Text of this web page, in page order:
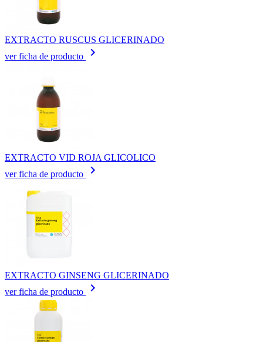
EXTRACTO RUSCUS GLICERINADO
ver ficha de producto
keyboard_arrow_right
EXTRACTO VID ROJA GLICOLICO
ver ficha de producto
keyboard_arrow_right
EXTRACTO GINSENG GLICERINADO
ver ficha de producto
keyboard_arrow_right